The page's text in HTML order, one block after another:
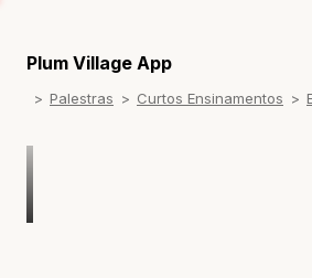
Plum Village App
Palestras Curtos Ensinamentos